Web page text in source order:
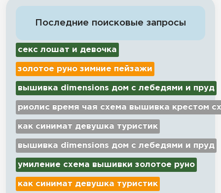
Последние поисковые запросы
секс лошат и девочка
золотое руно зимние пейзажи
вышивка dimensions дом с лебедями и пруд
риолис время чая схема вышивка крестом
как синимат девушка туристик
вышивка dimensions дом с лебедями и пруд
умиление схема вышивки золотое руно
как синимат девушка туристик